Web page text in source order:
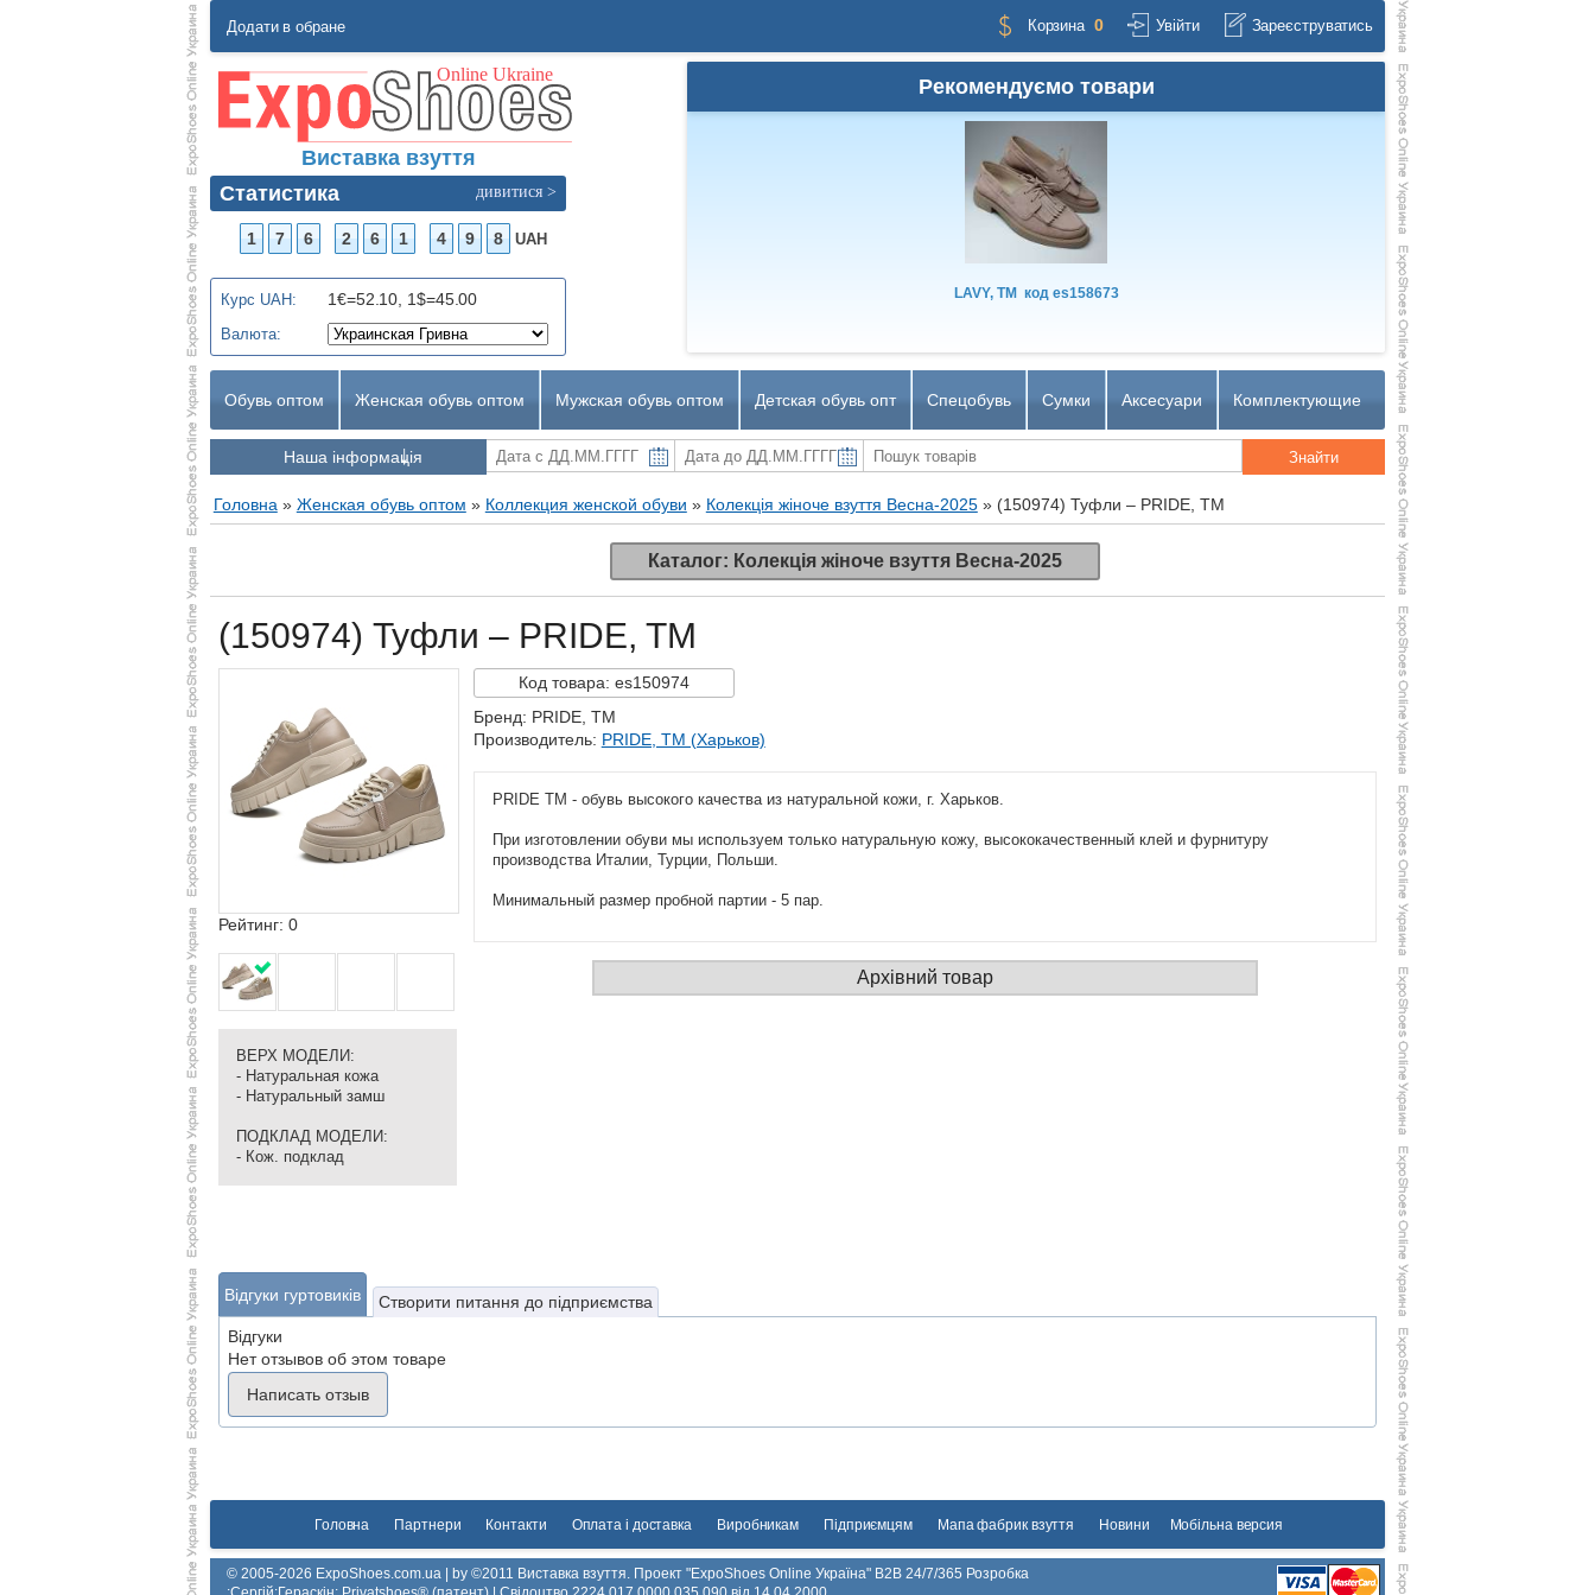
Додати в обране Корзина 0 Увійти Зареєструватись
Виставка взуття
Статистика
дивитися >
1 7 6 2 6 1 4 9 8 UAH
Курс UAH: 1€=52.10, 1$=45.00
Валюта:
Рекомендуємо товари
LAVY, TM кодes158673
Обувь оптом Женская обувь оптом Мужская обувь оптом Детская обувь опт Спецобувь Сумки Аксесуари Комплектующие
Наша інформація
Головна » Женская обувь оптом » Коллекция женской обуви » Колекція жіноче взуття Весна-2025» (150974) Туфли – PRIDE, TM
Каталог: Колекція жіноче взуття Весна-2025
(150974) Туфли – PRIDE, TM
Рейтинг: 0
ВЕРХ МОДЕЛИ:
- Натуральная кожа
- Натуральный замш
ПОДКЛАД МОДЕЛИ:
- Кож. подклад
Кодтовара: es150974
Бренд: PRIDE, TM
Производитель: PRIDE, TM (Харьков)
PRIDE TM - обувь высокого качества из натуральной кожи, г. Харьков.
При изготовлении обуви мы используем только натуральную кожу, высококачественный клей и фурнитуру
производства Италии, Турции, Польши.
Минимальный размер пробной партии - 5 пар.
Архівний товар
Відгуки гуртовиків
Створити питання до підприємства
Відгуки
Нет отзывов об этом товаре
Написать отзыв
Головна Партнери Контакти Оплата і доставка Виробникам Підприємцям Мапа фабрик взуття Новини Мобільна версия
© 2005-2026 ExpoShoes.com.ua | by ©2011 Виставка взуття. Проект "ExpoShoes Online Україна" B2B 24/7/365 Розробка